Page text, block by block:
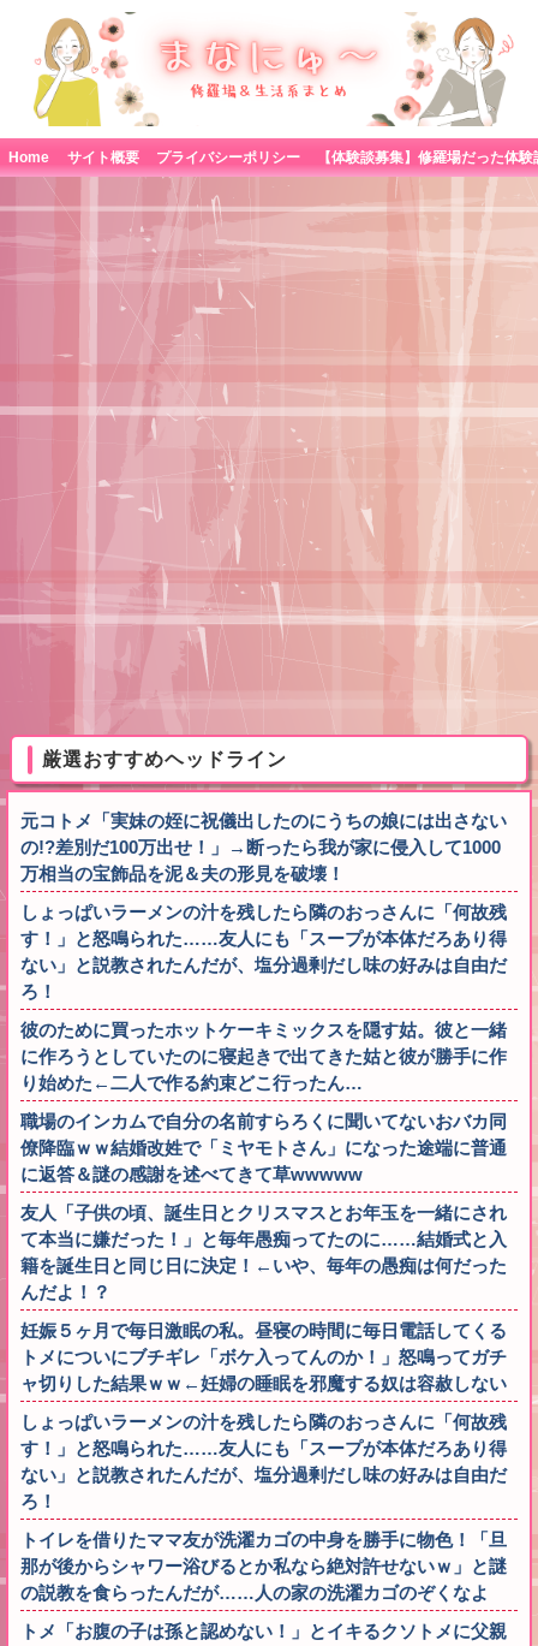
Home サイト概要 プライバシーポリシー
厳選おすすめヘッドライン
元コトメ「実妹の姪に祝儀出したのにうちの娘には出さない
の!?差別だ100万出せ！」→断ったら我が家に侵入して1000
万相当の宝飾品を泥＆夫の形見を破壊！
しょっぱいラーメンの汁を残したら隣のおっさんに「何故残
す！」と怒鳴られた……友人にも「スープが本体だろあり得
ない」と説教されたんだが、塩分過剰だし味の好みは自由だ
ろ！
彼のために買ったホットケーキミックスを隠す姑。彼と一緒
に作ろうとしていたのに寝起きで出てきた姑と彼が勝手に作
り始めた←二人で作る約束どこ行ったん…
職場のインカムで自分の名前すらろくに聞いてないおバカ同
僚降臨ｗｗ結婚改姓で「ミヤモトさん」になった途端に普通
に返答＆謎の感謝を述べてきて草wwwww
友人「子供の頃、誕生日とクリスマスとお年玉を一緒にされ
て本当に嫌だった！」と毎年愚痴ってたのに……結婚式と入
籍を誕生日と同じ日に決定！←いや、毎年の愚痴は何だった
んだよ！？
妊娠５ヶ月で毎日激眠の私。昼寝の時間に毎日電話してくる
トメについにブチギレ「ボケ入ってんのか！」怒鳴ってガチ
ャ切りした結果ｗｗ←妊婦の睡眠を邪魔する奴は容赦しない
しょっぱいラーメンの汁を残したら隣のおっさんに「何故残
す！」と怒鳴られた……友人にも「スープが本体だろあり得
ない」と説教されたんだが、塩分過剰だし味の好みは自由だ
ろ！
トイレを借りたママ友が洗濯カゴの中身を勝手に物色！「旦
那が後からシャワー浴びるとか私なら絶対許せないｗ」と謎
の説教を食らったんだが……人の家の洗濯カゴのぞくなよ
トメ「お腹の子は孫と認めない！」とイキるクソトメに父親